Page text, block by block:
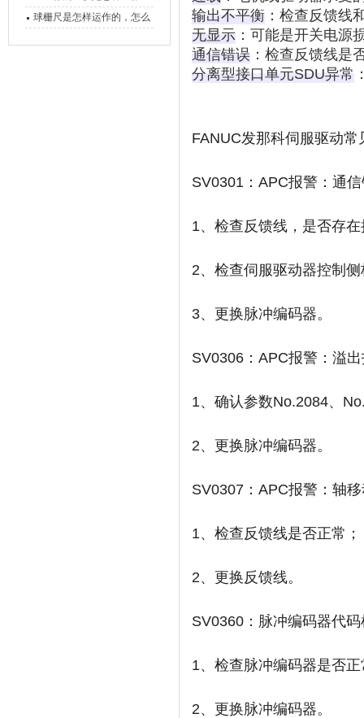
的，功能有什么优势？
球栅尺是怎样运作的，怎么
输出不平衡 ：检查反馈线
无显示 ：可能是开关电源
通信错误 ：检查反馈线是
分离型接口单元SDU异常
FANUC发那科伺服驱动
SV0301：APC报警：通
1、检查反馈线，是否存
2、检查伺服驱动器控制
3、更换脉冲编码器。
SV0306：APC报警：溢
1、确认参数No.2084、
2、更换脉冲编码器。
SV0307：APC报警：轴
1、检查反馈线是否正常；
2、更换反馈线。
SV0360：脉冲编码器代
1、检查脉冲编码器是否
2、更换脉冲编码器。